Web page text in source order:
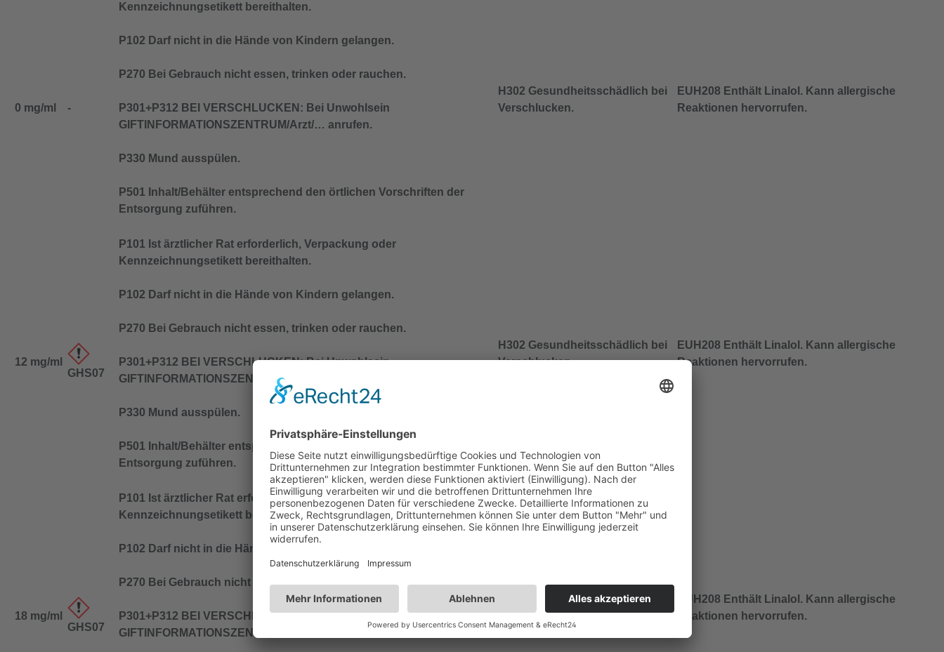
0 mg/ml -
Kennzeichnungsetikett bereithalten.
P102 Darf nicht in die Hände von Kindern gelangen.
P270 Bei Gebrauch nicht essen, trinken oder rauchen.
P301+P312 BEI VERSCHLUCKEN: Bei Unwohlsein
GIFTINFORMATIONSZENTRUM/Arzt/… anrufen.
P330 Mund ausspülen.
P501 Inhalt/Behälter entsprechend den örtlichen Vorschriften der
Entsorgung zuführen.
H302 Gesundheitsschädlich bei
Verschlucken.
EUH208 Enthält Linalol. Kann allergische
Reaktionen hervorrufen.
12 mg/ml
GHS07
P101 Ist ärztlicher Rat erforderlich, Verpackung oder
Kennzeichnungsetikett bereithalten.
P102 Darf nicht in die Hände von Kindern gelangen.
P270 Bei Gebrauch nicht essen, trinken oder rauchen.
P301+P312 BEI VERSCHLUCKEN: Bei Unwohlsein
GIFTINFORMATIONSZENTRUM/Arzt/… anrufen.
P330 Mund ausspülen.
P501 Inhalt/Behälter entsprechend den örtlichen Vorschriften der
Entsorgung zuführen.
H302 Gesundheitsschädlich bei
Verschlucken.
EUH208 Enthält Linalol. Kann allergische
Reaktionen hervorrufen.
18 mg/ml
GHS07
P101 Ist ärztlicher Rat erforderlich, Verpackung oder
Kennzeichnungsetikett bereithalten.
P102 Darf nicht in die Hände von Kindern gelangen.
P270 Bei Gebrauch nicht essen, trinken oder rauchen.
P301+P312 BEI VERSCHLUCKEN: Bei Unwohlsein
GIFTINFORMATIONSZENTRUM/Arzt/… anrufen.
H302 Gesundheitsschädlich bei
Verschlucken.
EUH208 Enthält Linalol. Kann allergische
Reaktionen hervorrufen.